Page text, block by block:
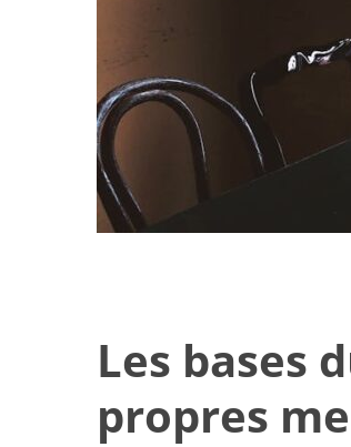
Les bases
propres